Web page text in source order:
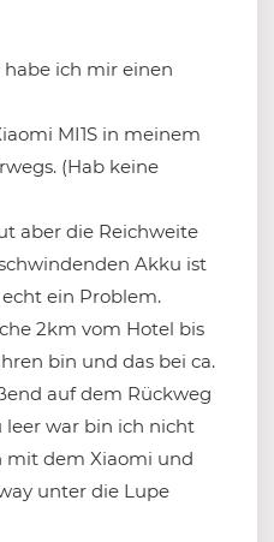
ich mir einen
MI1S in meinem
(Hab keine
aber die Reichweite
Akku ist
ein Problem.
2km vom Hotel bis
bin und das bei ca.
auf dem Rückweg
leer war bin ich nicht
mit dem Xiaomi und
unter die Lupe